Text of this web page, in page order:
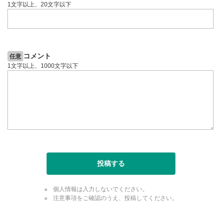
1文字以上、20文字以下
任意 コメント
1文字以上、1000文字以下
投稿する
個人情報は入力しないでください。
注意事項をご確認のうえ、投稿してください。